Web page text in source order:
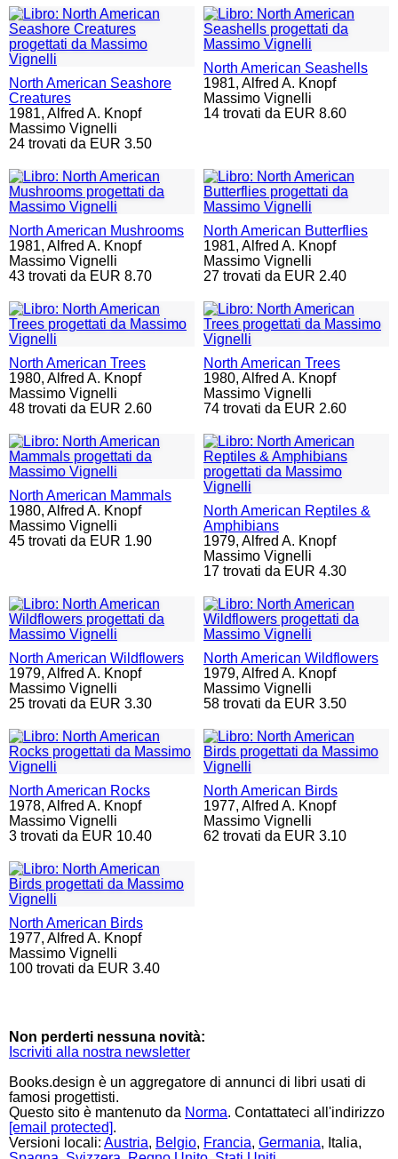
North American Seashore
Creatures
1981, Alfred A. Knopf
Massimo Vignelli
24 trovati da EUR 3.50
North American Seashells
1981, Alfred A. Knopf
Massimo Vignelli
14 trovati da EUR 8.60
North American Mushrooms
1981, Alfred A. Knopf
Massimo Vignelli
43 trovati da EUR 8.70
North American Butterflies
1981, Alfred A. Knopf
Massimo Vignelli
27 trovati da EUR 2.40
North American Trees
1980, Alfred A. Knopf
Massimo Vignelli
48 trovati da EUR 2.60
North American Trees
1980, Alfred A. Knopf
Massimo Vignelli
74 trovati da EUR 2.60
North American Mammals
1980, Alfred A. Knopf
Massimo Vignelli
45 trovati da EUR 1.90
North American Reptiles &
Amphibians
1979, Alfred A. Knopf
Massimo Vignelli
17 trovati da EUR 4.30
North American Wildflowers
1979, Alfred A. Knopf
Massimo Vignelli
25 trovati da EUR 3.30
North American Wildflowers
1979, Alfred A. Knopf
Massimo Vignelli
58 trovati da EUR 3.50
North American Rocks
1978, Alfred A. Knopf
Massimo Vignelli
3 trovati da EUR 10.40
North American Birds
1977, Alfred A. Knopf
Massimo Vignelli
62 trovati da EUR 3.10
North American Birds
1977, Alfred A. Knopf
Massimo Vignelli
100 trovati da EUR 3.40
Non perderti nessuna novità:
Iscriviti alla nostra newsletter
Books.design è un aggregatore di annunci di libri usati di
famosi progettisti.
Questo sito è mantenuto da Norma. Contattateci all'indirizzo
[email protected].
Versioni locali: Austria, Belgio, Francia, Germania, Italia,